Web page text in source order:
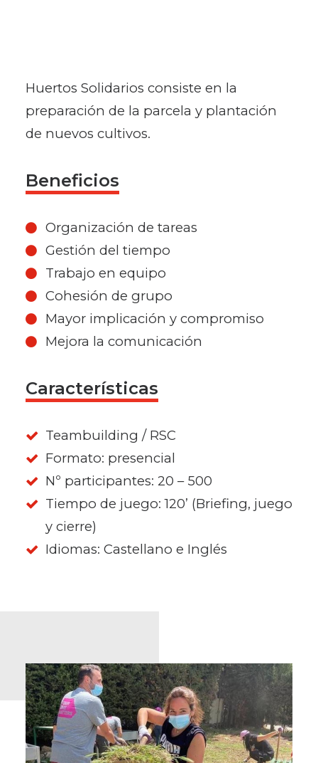
Huertos Solidarios consiste en la
preparación de la parcela y plantación
de nuevos cultivos.
Beneficios
Organización de tareas
Gestión del tiempo
Trabajo en equipo
Cohesión de grupo
Mayor implicación y compromiso
Mejora la comunicación
Características
Teambuilding / RSC
Formato: presencial
Nº participantes: 20 – 500
Tiempo de juego: 120’ (Briefing, juego
y cierre)
Idiomas: Castellano e Inglés